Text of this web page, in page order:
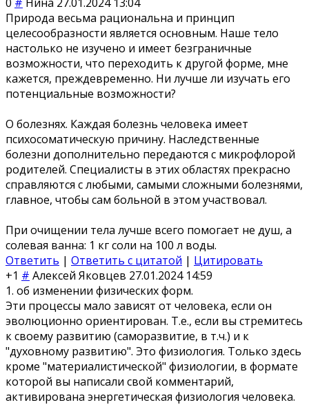
Природа весьма рациональна и принцип
целесообразности является основным. Наше тело
настолько не изучено и имеет безграничные
возможности, что переходить к другой форме, мне
кажется, преждевременно. Ни лучше ли изучать его
потенциальные возможности?
О болезнях. Каждая болезнь человека имеет
психосоматическую причину. Наследственные
болезни дополнительно передаются с микрофлорой
родителей. Специалисты в этих областях прекрасно
справляются с любыми, самыми сложными болезнями,
главное, чтобы сам больной в этом участвовал.
При очищении тела лучше всего помогает не душ, а
солевая ванна: 1 кг соли на 100 л воды.
Ответить | Ответить с цитатой | Цитировать
+1 # Алексей Яковцев 27.01.2024 14:59
1. об изменении физических форм.
Эти процессы мало зависят от человека, если он
эволюционно ориентирован. Т.е., если вы стремитесь
к своему развитию (саморазвитие, в т.ч.) и к
"духовному развитию". Это физиология. Только здесь
кроме "материалистической" физиологии, в формате
которой вы написали свой комментарий,
активирована энергетическая физиология человека.